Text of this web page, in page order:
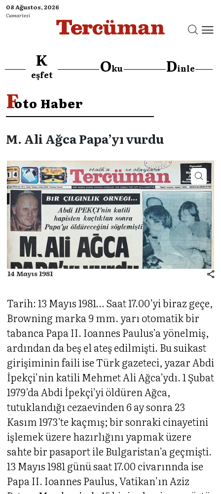
08 Ağustos, 2026
Cumartesi
K
eşfet Oku Dinle
Foto Haber
M. Ali Ağca Papa’yı vurdu
14 Mayıs 1981
Tarih: 13 Mayıs 1981… Saat 17.00’yi biraz geçe,
Browning marka 9 mm. yarı otomatik bir
tabanca Papa II. Ioannes Paulus’a yönelmiş,
ardından da beş el ateş edilmişti. Bu suikast
girişiminin faili ise Türk gazeteci, yazar Abdi
İpekçi’nin katili Mehmet Ali Ağca’ydı. 1 Şubat
1979’da Abdi İpekçi’yi öldüren Ağca,
tutuklandığı cezaevinden 6 ay sonra 23
Kasım 1973’te kaçmış; bir sonraki cinayetini
işlemek üzere hazırlığını yapmak üzere
sahte bir pasaport ile Bulgaristan’a geçmişti.
13 Mayıs 1981 günü saat 17.00 civarınnda ise
Papa II. Ioannes Paulus, Vatikan’ın Aziz